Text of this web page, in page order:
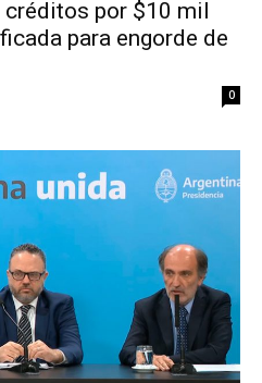
por $10 mil
para engorde de
0